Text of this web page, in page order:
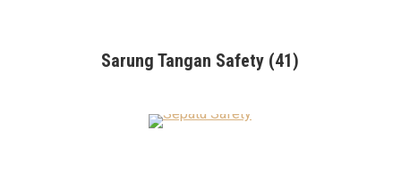
Sarung Tangan Safety (41)